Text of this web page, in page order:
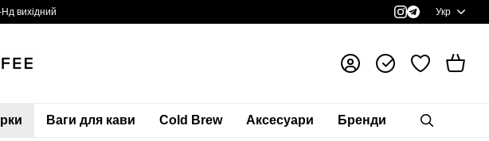
вихідний Укр
Ваги для кави Cold Brew Аксесуари Бренди